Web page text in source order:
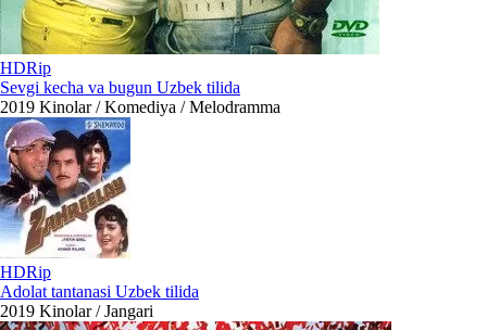
HDRip
Sevgi kecha va bugun Uzbek tilida
2019 Kinolar / Komediya / Melodramma
HDRip
Adolat tantanasi Uzbek tilida
2019 Kinolar / Jangari